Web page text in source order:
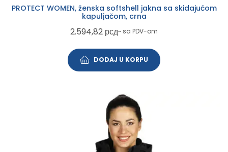
PROTECT WOMEN, ženska softshell jakna sa skidajućom
kapuljačom, crna
2.594,82 рсд~ sa PDV-om
DODAJ U KORPU